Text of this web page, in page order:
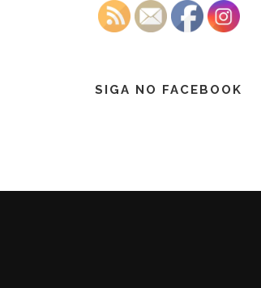
SIGA NO FACEBOOK